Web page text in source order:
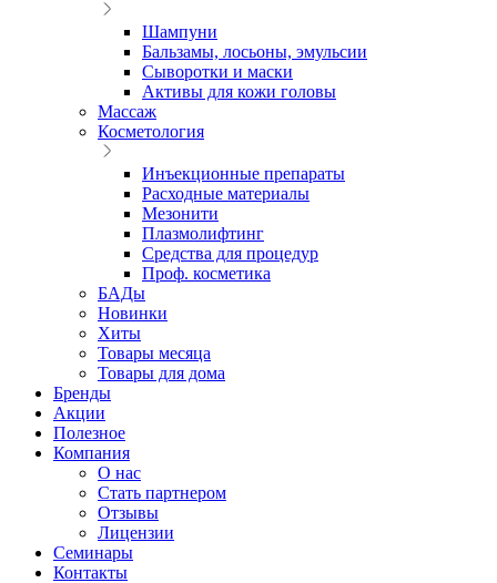
Шампуни
Бальзамы, лосьоны, эмульсии
Сыворотки и маски
Активы для кожи головы
Массаж
Косметология
Инъекционные препараты
Расходные материалы
Мезонити
Плазмолифтинг
Средства для процедур
Проф. косметика
БАДы
Новинки
Хиты
Товары месяца
Товары для дома
Бренды
Акции
Полезное
Компания
О нас
Стать партнером
Отзывы
Лицензии
Семинары
Контакты